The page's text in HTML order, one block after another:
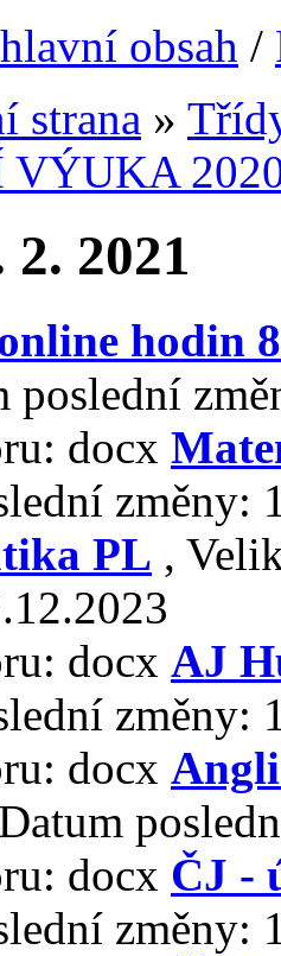
obsah /
strana »
VÝUKA
2. 2021
hodin
poslední
docx
změny:
PL ,
docx AJ
změny:
docx
Datum
docx ČJ -
změny: